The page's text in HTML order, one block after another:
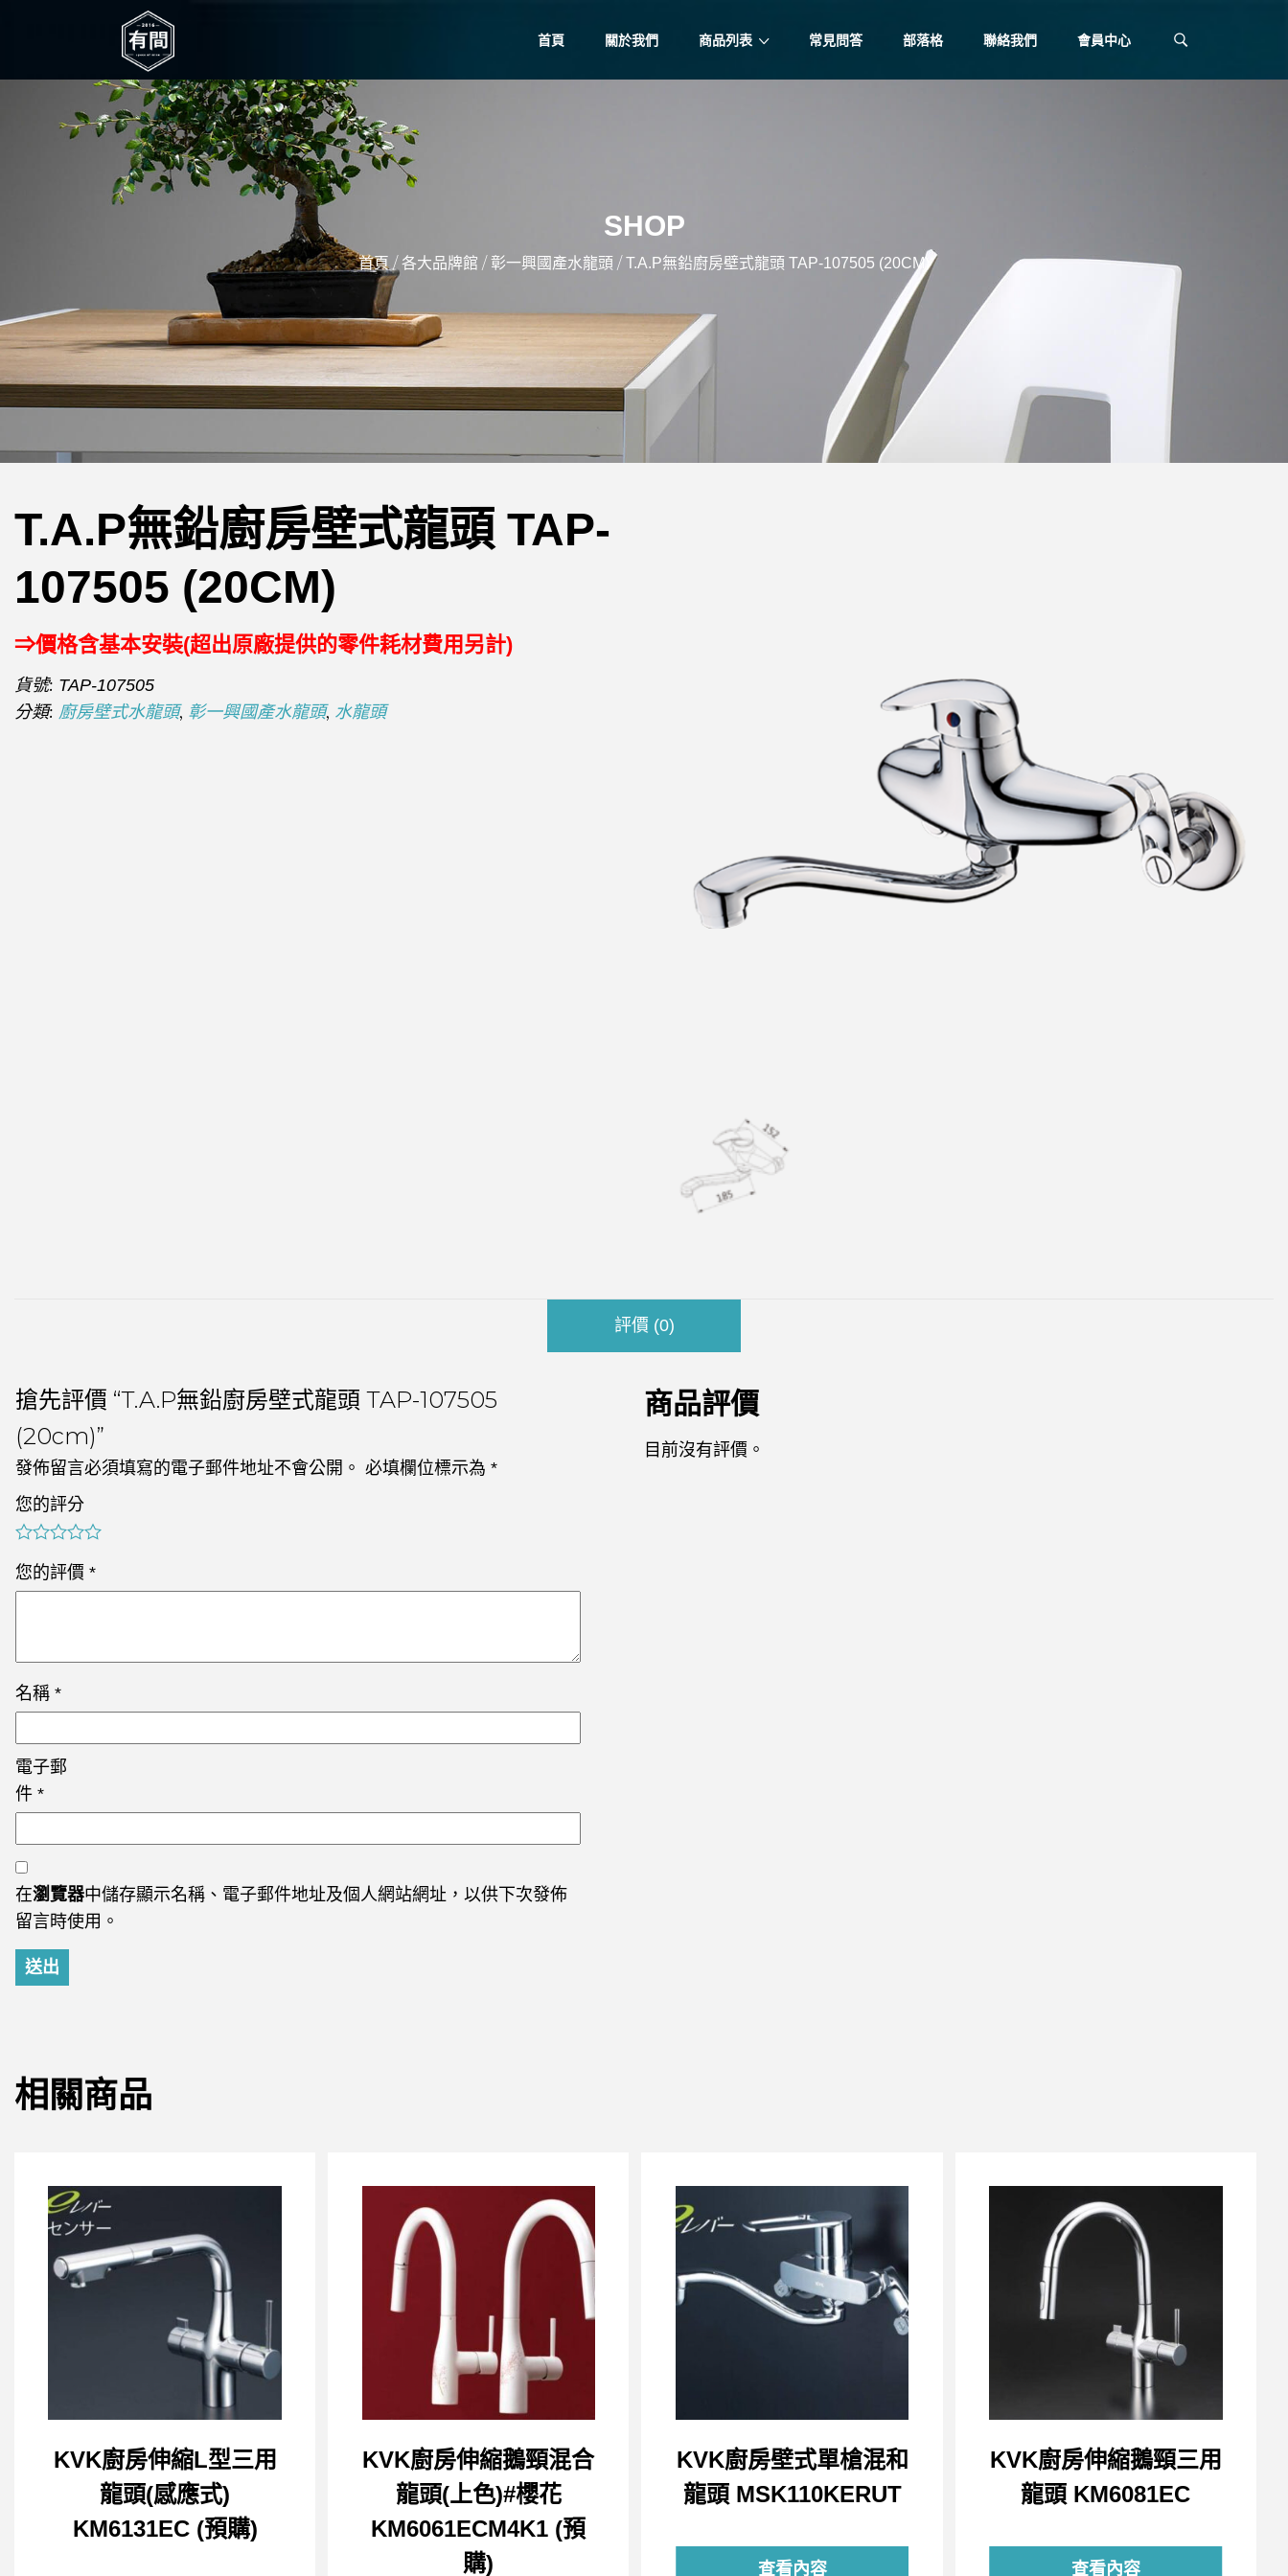
首頁 關於我們 商品列表 常見問答 部落格 聯絡我們 會員中心
SHOP
首頁 / 各大品牌館 / 彰一興國產水龍頭 / T.A.P無鉛廚房壁式龍頭 TAP-107505 (20CM)
T.A.P無鉛廚房壁式龍頭 TAP-
107505 (20CM)
⇒價格含基本安裝(超出原廠提供的零件耗材費用另計)
貨號: TAP-107505
分類: 廚房壁式水龍頭, 彰一興國產水龍頭, 水龍頭
評價 (0)
商品評價
目前沒有評價。
搶先評價 “T.A.P無鉛廚房壁式龍頭 TAP-107505
(20cm)”
發佈留言必須填寫的電子郵件地址不會公開。 必填欄位標示為 *
您的評分
您的評價 *
名稱 *
電子郵
件 *
在瀏覽器中儲存顯示名稱、電子郵件地址及個人網站網址，以供下次發佈
留言時使用。
相關商品
KVK廚房伸縮L型三用
龍頭(感應式)
KM6131EC (預購)
KVK廚房伸縮鵝頸混合
龍頭(上色)#櫻花
KM6061ECM4K1 (預
購)
KVK廚房壁式單槍混和
龍頭 MSK110KERUT
查看內容
KVK廚房伸縮鵝頸三用
龍頭 KM6081EC
查看內容